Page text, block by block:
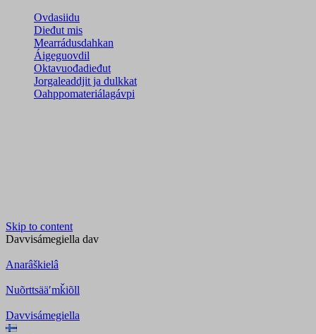
Ovdasiidu
Dieđut mis
Mearrádusdahkan
Áigeguovdil
Oktavuođadieđut
Jorgaleaddjit ja dulkkat
Oahppomateriálagávpi
Skip to content
Davvisámegiella dav
Anarâškielâ
Nuõrttsääʹmǩiõll
Davvisámegiella